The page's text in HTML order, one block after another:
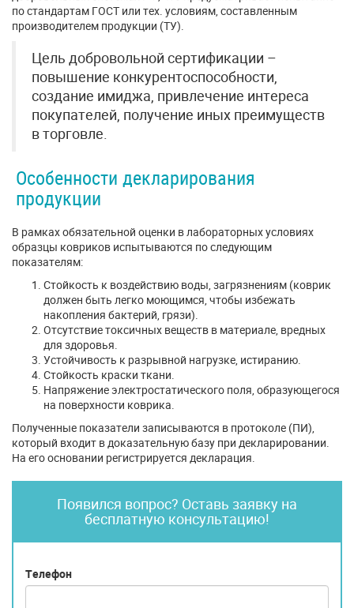
по стандартам ГОСТ или тех. условиям, составленным
производителем продукции (ТУ).
Цель добровольной сертификации –
повышение конкурентоспособности,
создание имиджа, привлечение интереса
покупателей, получение иных преимуществ
в торговле.
Особенности декларирования
продукции
В рамках обязательной оценки в лабораторных условиях
образцы ковриков испытываются по следующим
показателям:
Стойкость к воздействию воды, загрязнениям (коврик
должен быть легко моющимся, чтобы избежать
накопления бактерий, грязи).
Отсутствие токсичных веществ в материале, вредных
для здоровья.
Устойчивость к разрывной нагрузке, истиранию.
Стойкость краски ткани.
Напряжение электростатического поля, образующегося
на поверхности коврика.
Полученные показатели записываются в протоколе (ПИ),
который входит в доказательную базу при декларировании.
На его основании регистрируется декларация.
Появился вопрос? Оставь заявку на
бесплатную консультацию!
Телефон